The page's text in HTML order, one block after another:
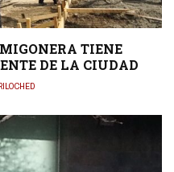
TIENE
DE LA CIUDAD